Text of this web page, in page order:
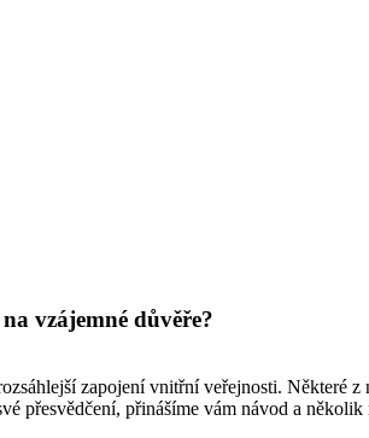
vzájemné důvěře?
zapojení vnitřní veřejnosti. Některé
přesvědčení, přinášíme vám návod a